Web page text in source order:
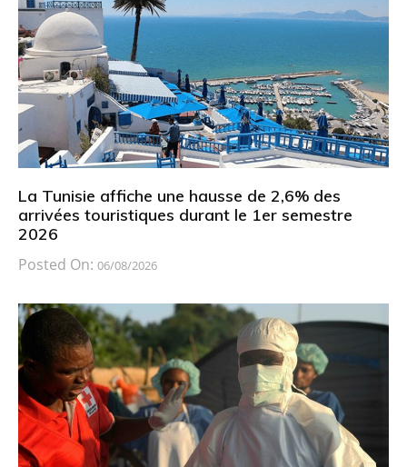
La Tunisie affiche une hausse de 2,6% des
arrivées touristiques durant le 1er semestre
2026
Posted On: 06/08/2026